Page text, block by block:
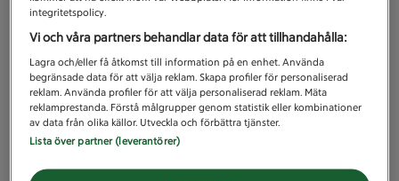
integritetspolicy.
Vi och våra partners behandlar data för att tillhandahålla:
Lagra och/eller få åtkomst till information på en enhet. Använda
begränsade data för att välja reklam. Skapa profiler för personaliserad
reklam. Använda profiler för att välja personaliserad reklam. Mäta
reklamprestanda. Förstå målgrupper genom statistik eller kombinationer
av data från olika källor. Utveckla och förbättra tjänster.
Lista över partner (leverantörer)